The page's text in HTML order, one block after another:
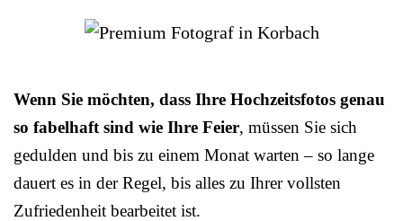
Wenn Sie möchten, dass Ihre Hochzeitsfotos genau
so fabelhaft sind wie Ihre Feier, müssen Sie sich
gedulden und bis zu einem Monat warten – so lange
dauert es in der Regel, bis alles zu Ihrer vollsten
Zufriedenheit bearbeitet ist.